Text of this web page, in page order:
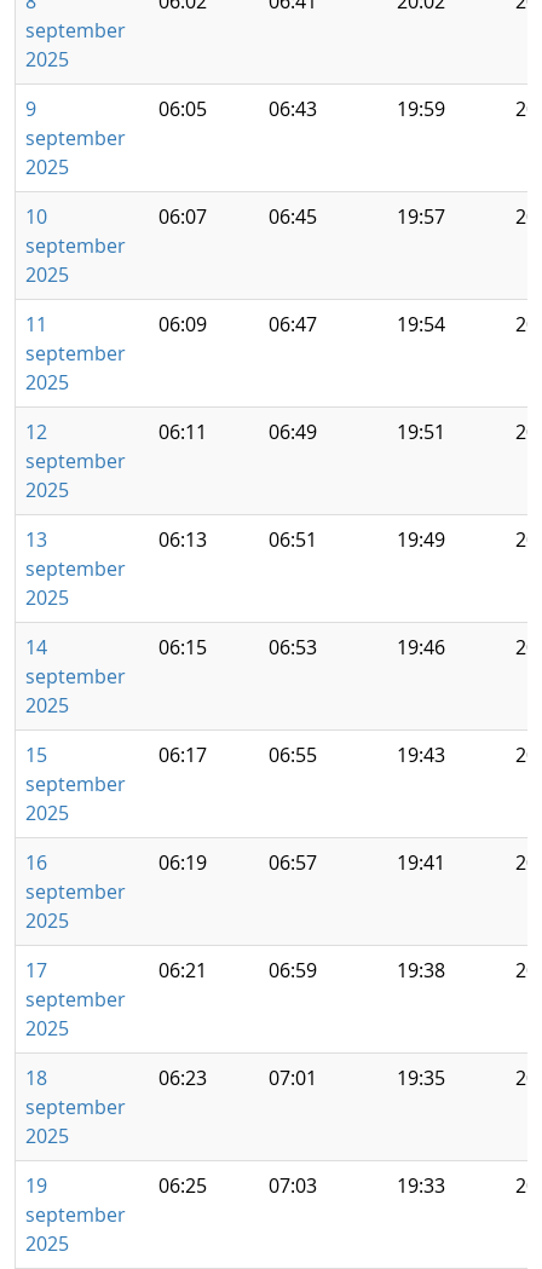
september
2025
9
september
2025
06:05 06:43 19:59
10
september
2025
06:07 06:45 19:57
11
september
2025
06:09 06:47 19:54
12
september
2025
06:11 06:49 19:51
13
september
2025
06:13 06:51 19:49
14
september
2025
06:15 06:53 19:46
15
september
2025
06:17 06:55 19:43
16
september
2025
06:19 06:57 19:41
17
september
2025
06:21 06:59 19:38
18
september
2025
06:23 07:01 19:35
19
september
2025
06:25 07:03 19:33